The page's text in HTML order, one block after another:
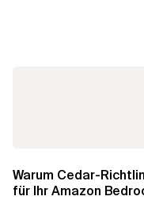
Warum Cedar-
für Ihr Amazon